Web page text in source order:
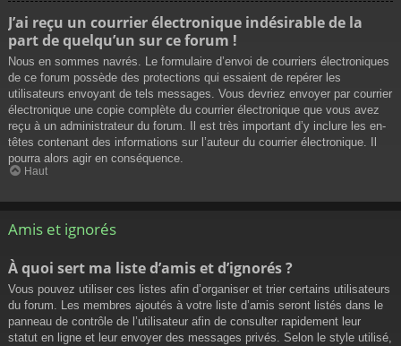
J’ai reçu un courrier électronique indésirable de la
part de quelqu’un sur ce forum !
Nous en sommes navrés. Le formulaire d’envoi de courriers électroniques
de ce forum possède des protections qui essaient de repérer les
utilisateurs envoyant de tels messages. Vous devriez envoyer par courrier
électronique une copie complète du courrier électronique que vous avez
reçu à un administrateur du forum. Il est très important d’y inclure les en-
têtes contenant des informations sur l’auteur du courrier électronique. Il
pourra alors agir en conséquence.
Haut
Amis et ignorés
À quoi sert ma liste d’amis et d’ignorés ?
Vous pouvez utiliser ces listes afin d’organiser et trier certains utilisateurs
du forum. Les membres ajoutés à votre liste d’amis seront listés dans le
panneau de contrôle de l’utilisateur afin de consulter rapidement leur
statut en ligne et leur envoyer des messages privés. Selon le style utilisé,